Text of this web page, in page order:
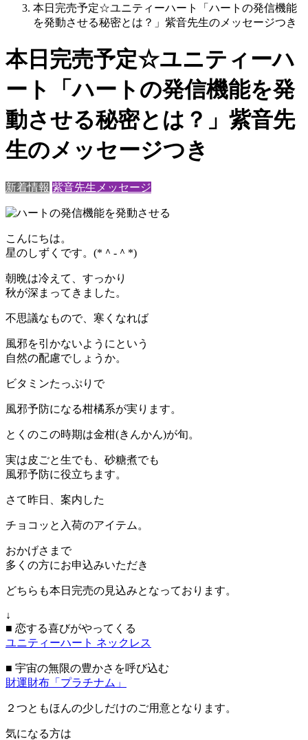
本日完売予定☆ユニティーハート「ハートの発信機能
を発動させる秘密とは？」紫音先生のメッセージつき
本日完売予定☆ユニティーハ
ート「ハートの発信機能を発
動させる秘密とは？」紫音先
生のメッセージつき
新着情報 紫音先生メッセージ
こんにちは。
星のしずくです。(*＾-＾*)
朝晩は冷えて、すっかり
秋が深まってきました。
不思議なもので、寒くなれば
風邪を引かないようにという
自然の配慮でしょうか。
ビタミンたっぷりで
風邪予防になる柑橘系が実ります。
とくのこの時期は金柑(きんかん)が旬。
実は皮ごと生でも、砂糖煮でも
風邪予防に役立ちます。
さて昨日、案内した
チョコッと入荷のアイテム。
おかげさまで
多くの方にお申込みいただき
どちらも本日完売の見込みとなっております。
↓
■ 恋する喜びがやってくる
ユニティーハート ネックレス
■ 宇宙の無限の豊かさを呼び込む
財運財布「プラチナム」
２つともほんの少しだけのご用意となります。
気になる方は